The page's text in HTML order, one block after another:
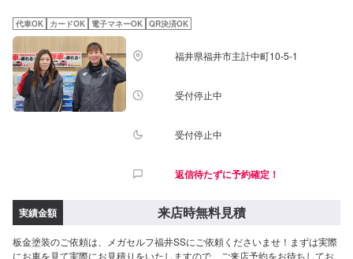
代車OK カードOK 電子マネーOK QR決済OK
福井県福井市主計中町10-5-1
受付停止中
受付停止中
返信待たずに予約確定！
実績金額 来店時無料見積
板金塗装のご依頼は、メガセルフ福井SSにご依頼くださいませ！まずは実際
にお車を見て実際にお見積りをいたしますので、ご来店予約をお待ちしてお